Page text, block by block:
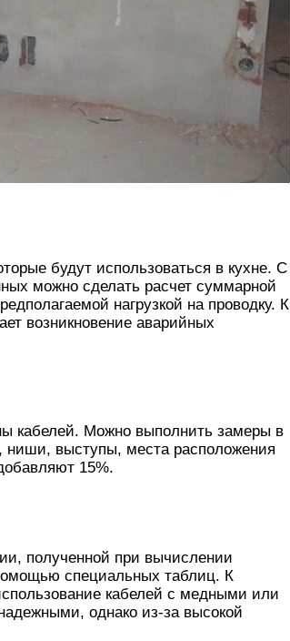
будут использоваться в кухне. С
можно сделать расчет суммарной
нагрузкой на проводку. К
возникновение аварийных
кабелей. Можно выполнить замеры в
ниши, выступы, места расположения
15%.
полученной при вычислении
специальных таблиц. К
кабелей с медными или
однако из-за высокой